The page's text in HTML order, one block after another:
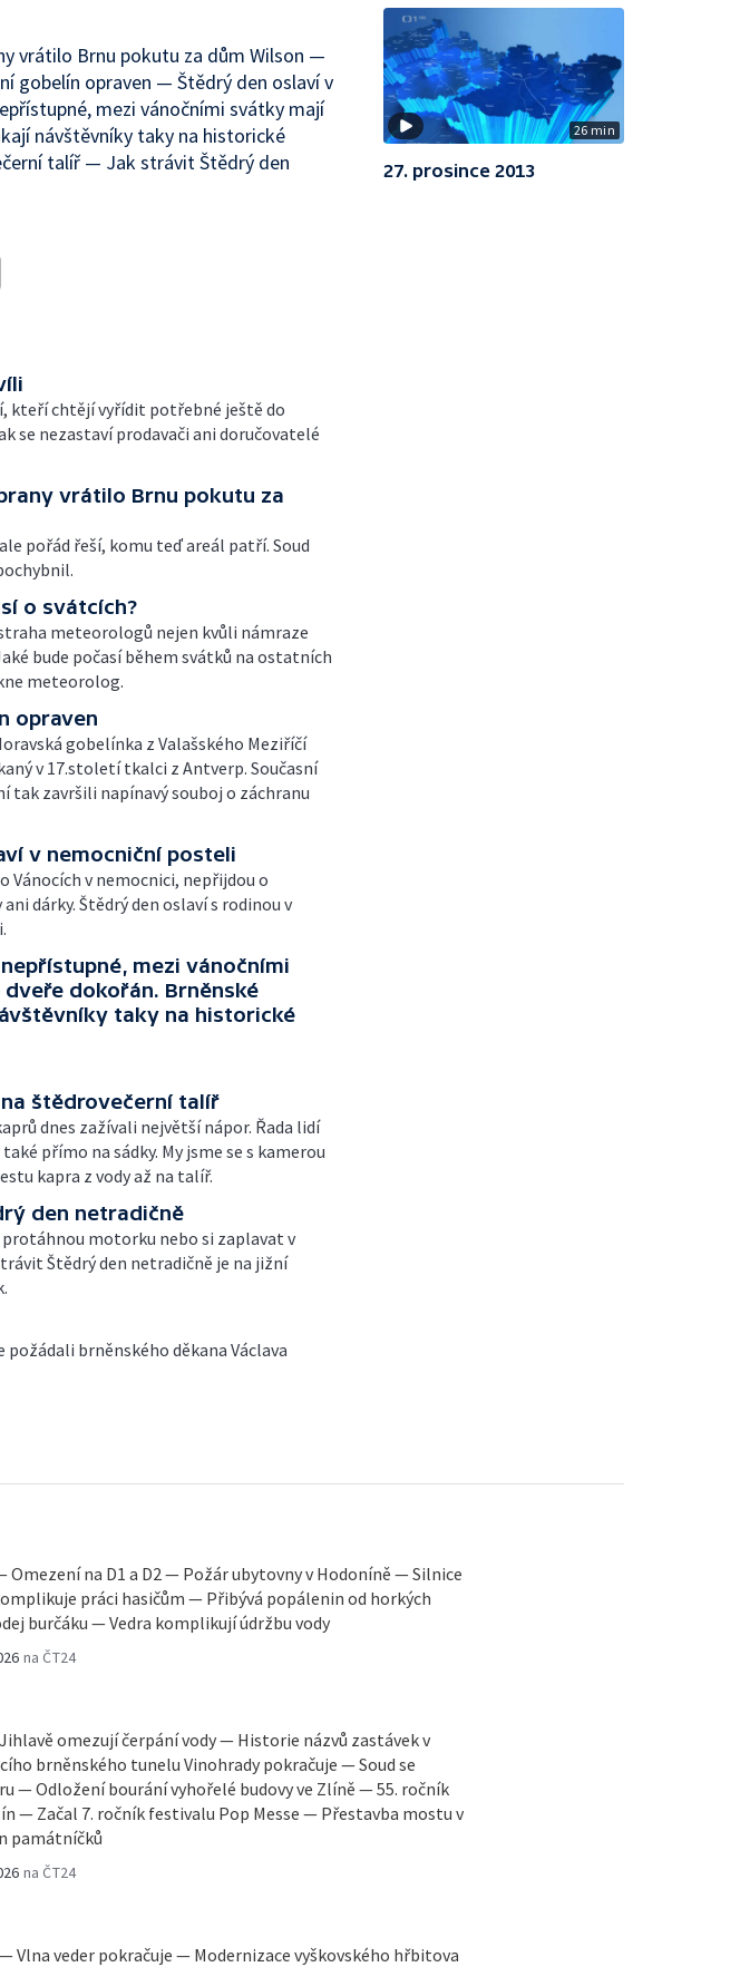
vrátilo Brnu pokutu za dům Wilson —
gobelín opraven — Štědrý den oslaví v
mezi vánočními svátky mají
návštěvníky taky na historické
talíř — Jak strávit Štědrý den
kteří chtějí vyřídit potřebné ještě do
se nezastaví prodavači ani doručovatelé
vrátilo Brnu pokutu za
pořád řeší, komu teď areál patří. Soud
o svátcích?
meteorologů nejen kvůli námraze
bude počasí během svátků na ostatních
meteorolog.
opraven
gobelínka z Valašského Meziříčí
v 17.století tkalci z Antverp. Současní
tak završili napínavý souboj o záchranu
v nemocniční posteli
Vánocích v nemocnici, nepřijdou o
dárky. Štědrý den oslaví s rodinou v
mezi vánočními
dokořán. Brněnské
taky na historické
na štědrovečerní talíř
dnes zažívali největší nápor. Řada lidí
přímo na sádky. My jsme se s kamerou
kapra z vody až na talíř.
den netradičně
motorku nebo si zaplavat v
Štědrý den netradičně je na jižní
požádali brněnského děkana Václava
26 min
27. prosince 2013
Omezení na D1 a D2 — Požár ubytovny v Hodoníně — Silnice
práci hasičům — Přibývá popálenin od horkých
burčáku — Vedra komplikují údržbu vody
na ČT24
omezují čerpání vody — Historie názvů zastávek v
brněnského tunelu Vinohrady pokračuje — Soud se
— Odložení bourání vyhořelé budovy ve Zlíně — 55. ročník
— Začal 7. ročník festivalu Pop Messe — Přestavba mostu v
památníčků
na ČT24
Vlna veder pokračuje — Modernizace vyškovského hřbitova